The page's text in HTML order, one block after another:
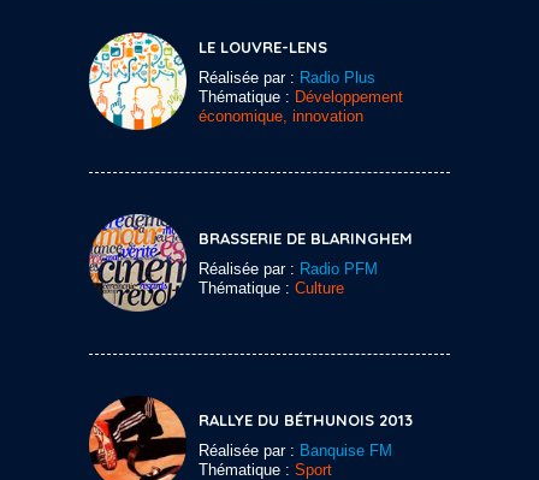
LE LOUVRE-LENS
Réalisée par : Radio Plus
Thématique : Développement
économique, innovation
BRASSERIE DE BLARINGHEM
Réalisée par : Radio PFM
Thématique : Culture
RALLYE DU BÉTHUNOIS 2013
Réalisée par : Banquise FM
Thématique : Sport